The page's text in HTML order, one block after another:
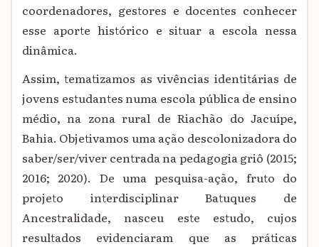
coordenadores, gestores e docentes conhecer
esse aporte histórico e situar a escola nessa
dinâmica.
Assim, tematizamos as vivências identitárias de
jovens estudantes numa escola pública de ensino
médio, na zona rural de Riachão do Jacuípe,
Bahia. Objetivamos uma ação descolonizadora do
saber/ser/viver centrada na pedagogia griô (2015;
2016; 2020). De uma pesquisa-ação, fruto do
projeto interdisciplinar Batuques de
Ancestralidade, nasceu este estudo, cujos
resultados evidenciaram que as práticas